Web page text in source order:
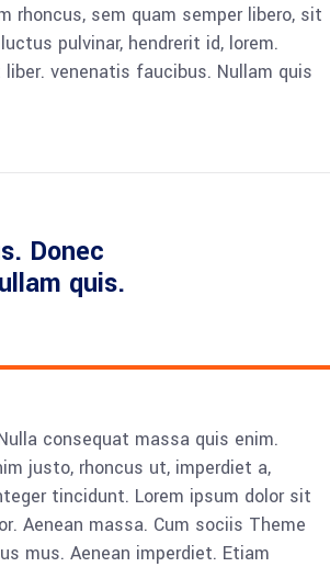
rhoncus, sem quam semper libero, sit
pulvinar, hendrerit id, lorem.
venenatis faucibus. Nullam quis
Donec
quis.
consequat massa quis enim.
justo, rhoncus ut, imperdiet a,
tincidunt. Lorem ipsum dolor sit
Aenean massa. Cum sociis Theme
mus. Aenean imperdiet. Etiam